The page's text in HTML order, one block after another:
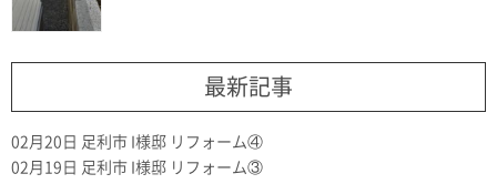
最新記事
02月20日 足利市 I様邸 リフォーム④
02月19日 足利市 I様邸 リフォーム③